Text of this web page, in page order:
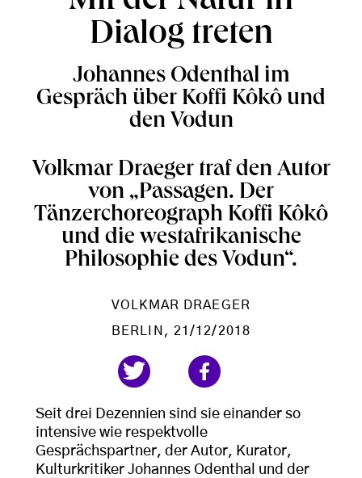
Dialog treten
Johannes Odenthal im
Gespräch über Koffi Kôkô und
den Vodun
Volkmar Draeger traf den Autor
von „Passagen. Der
Tänzerchoreograph Koffi Kôkô
und die westafrikanische
Philosophie des Vodun“.
VOLKMAR DRAEGER
BERLIN , 21/12/2018
Seit drei Dezennien sind sie einander so
intensive wie respektvolle
Gesprächspartner, der Autor, Kurator,
Kulturkritiker Johannes Odenthal und der